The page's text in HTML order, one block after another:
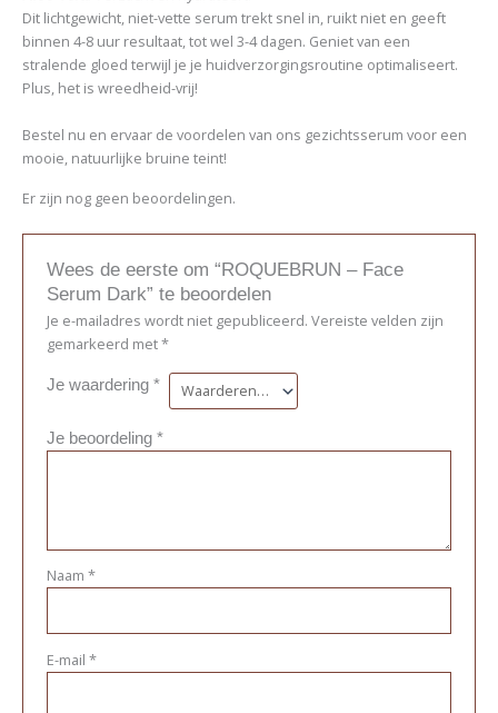
Dit lichtgewicht, niet-vette serum trekt snel in, ruikt niet en geeft
binnen 4-8 uur resultaat, tot wel 3-4 dagen. Geniet van een
stralende gloed terwijl je je huidverzorgingsroutine optimaliseert.
Plus, het is wreedheid-vrij!
Bestel nu en ervaar de voordelen van ons gezichtsserum voor een
mooie, natuurlijke bruine teint!
Er zijn nog geen beoordelingen.
Wees de eerste om “ROQUEBRUN – Face
Serum Dark” te beoordelen
Je e-mailadres wordt niet gepubliceerd. Vereiste velden zijn
gemarkeerd met*
Je waardering *
Je beoordeling *
Naam *
E-mail *